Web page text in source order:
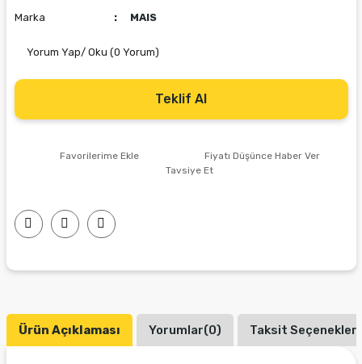
Marka
MAIS
Yorum Yap/ Oku (0 Yorum)
Teklif Al
Fiyatı Düşünce Haber Ver
Tavsiye Et
Ürün Açıklaması Yorumlar(0) Taksit Seçenekleri